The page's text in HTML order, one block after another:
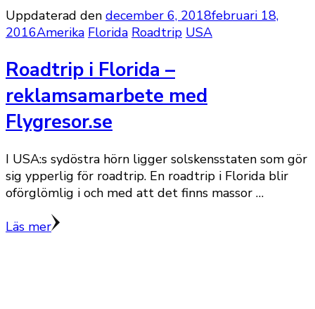
Uppdaterad den december 6, 2018februari 18,
2016Amerika Florida Roadtrip USA
Roadtrip i Florida –
reklamsamarbete med
Flygresor.se
I USA:s sydöstra hörn ligger solskensstaten som gör
sig ypperlig för roadtrip. En roadtrip i Florida blir
oförglömlig i och med att det finns massor …
Läs mer